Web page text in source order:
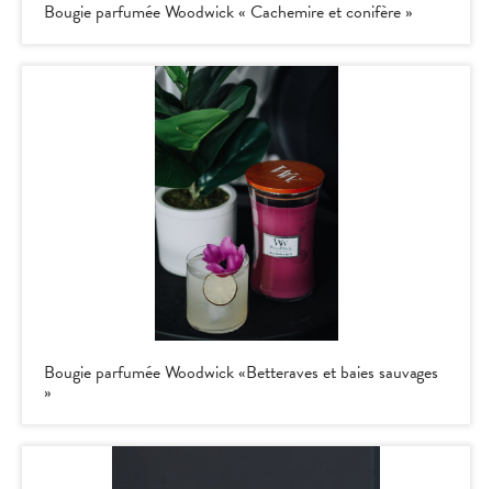
Bougie parfumée Woodwick « Cachemire et conifère »
Bougie parfumée Woodwick «Betteraves et baies sauvages
»